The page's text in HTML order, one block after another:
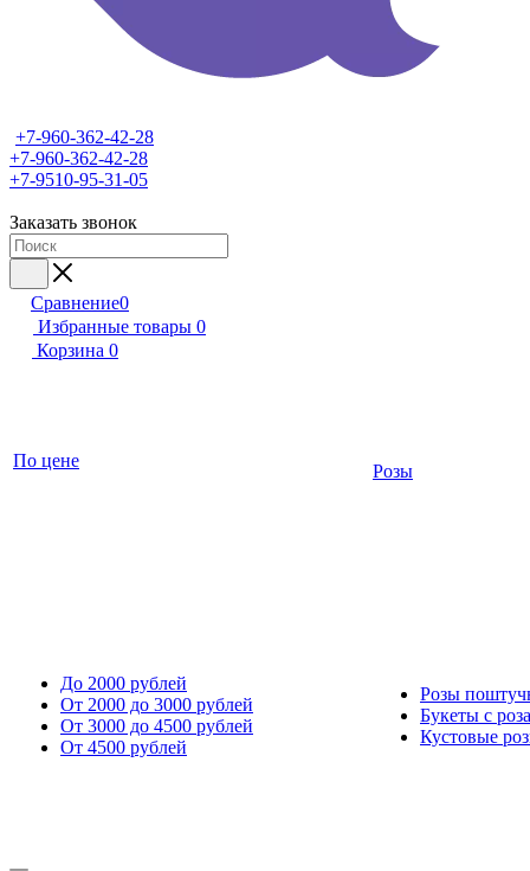
+7-960-362-42-28
+7-960-362-42-28
+7-9510-95-31-05
Заказать звонок
Сравнение0
Избранные товары 0
Корзина 0
По цене
До 2000 рублей
От 2000 до 3000 рублей
От 3000 до 4500 рублей
От 4500 рублей
Розы
Розы
Букеты с
Кустовые